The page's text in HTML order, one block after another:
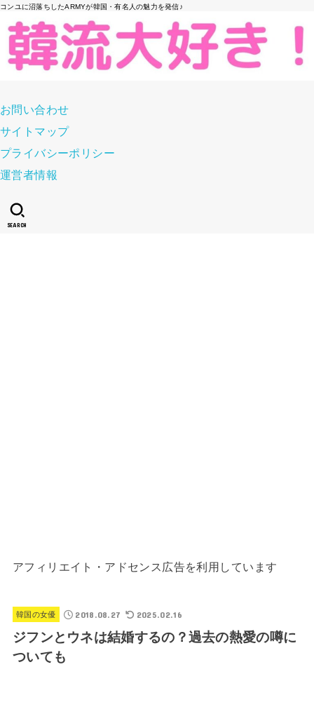
コンユに沼落ちしたARMYが韓国・有名人の魅力を発信♪
お問い合わせ
サイトマップ
プライバシーポリシー
運営者情報
SEARCH
アフィリエイト・アドセンス広告を利用しています
韓国の女優 2018.08.27 2025.02.16
ジフンとウネは結婚するの？過去の熱愛の噂に
ついても